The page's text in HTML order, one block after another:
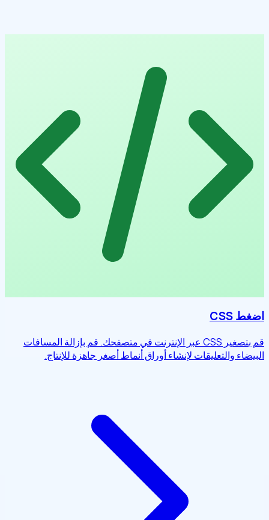
اضغط CSS
قم بتصغير CSS عبر الإنترنت في متصفحك. قم بإزالة المسافات
البيضاء والتعليقات لإنشاء أوراق أنماط أصغر جاهزة للإنتاج.